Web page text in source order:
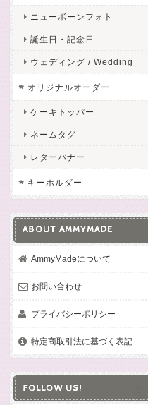
ニューボーンフォト
誕生日・記念日
ウェディング / Wedding
オリジナルオーダー
ケーキトッパー
ネームタグ
レターバナー
キーホルダー
ABOUT AMMYMADE
AmmyMadeについて
お問い合わせ
プライバシーポリシー
特定商取引法に基づく表記
FOLLOW US!